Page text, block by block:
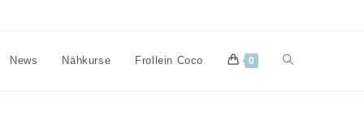
News Nähkurse Frollein Coco 0 Website-